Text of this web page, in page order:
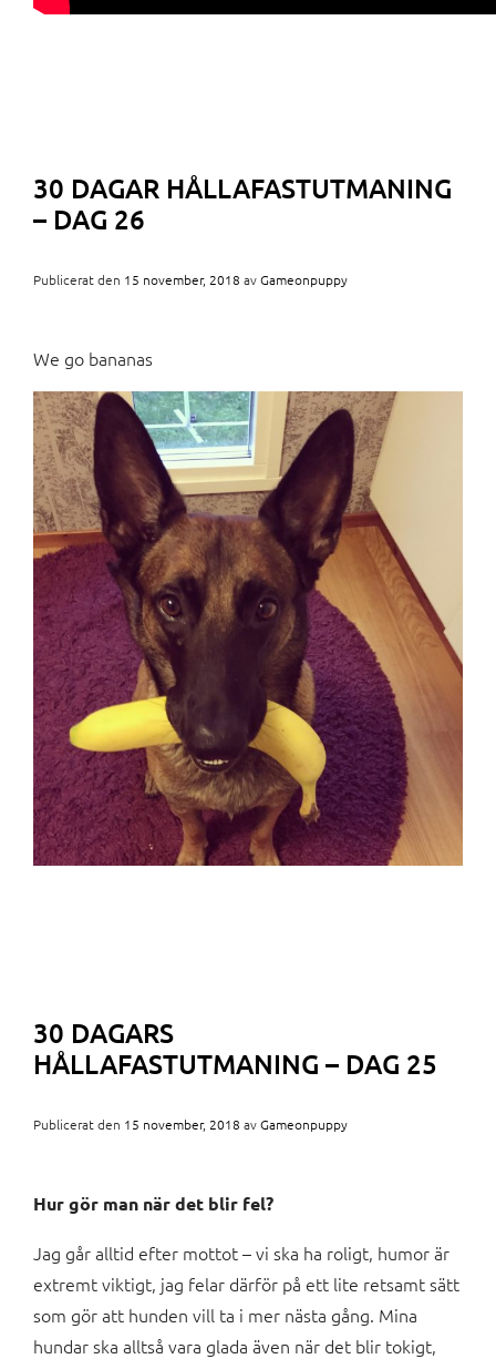
30 DAGAR HÅLLAFASTUTMANING
– DAG 26
Publicerat den 15 november, 2018 avGameonpuppy
We go bananas
30 DAGARS
HÅLLAFASTUTMANING – DAG 25
Publicerat den 15 november, 2018 avGameonpuppy
Hur gör man när det blir fel?
Jag går alltid efter mottot – vi ska ha roligt, humor är
extremt viktigt, jag felar därför på ett lite retsamt sätt
som gör att hunden vill ta i mer nästa gång. Mina
hundar ska alltså vara glada även när det blir tokigt,